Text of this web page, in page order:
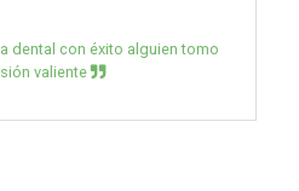
dental con éxito alguien tomo
valiente